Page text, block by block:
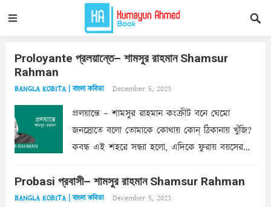
Proloyante প্রলয়ান্তে– শামসুর রাহমান Shamsur
Rahman
BANGLA KOBITA | বাংলা কবিতা December 5, 2023
প্রলয়ান্তে – শামসুর রাহমান কংক্রীট বনে ঘেমো
জনস্রোতে বলো তোমাকে কোথায় কোন্‌ ঠিকানায় খুঁজি?
কবন্ধ এই শহরে সন্ধ্যা হলো, এদিকে ফুরায় বয়সের
আমার শরীরে সখ্য গড়ে, তোমার গহন ঊর্মিল যৌবন
আনে আশ্বন...Read more
Probasi প্রবাসী– শামসুর রাহমান Shamsur Rahman
BANGLA KOBITA | বাংলা কবিতা December 5, 2023